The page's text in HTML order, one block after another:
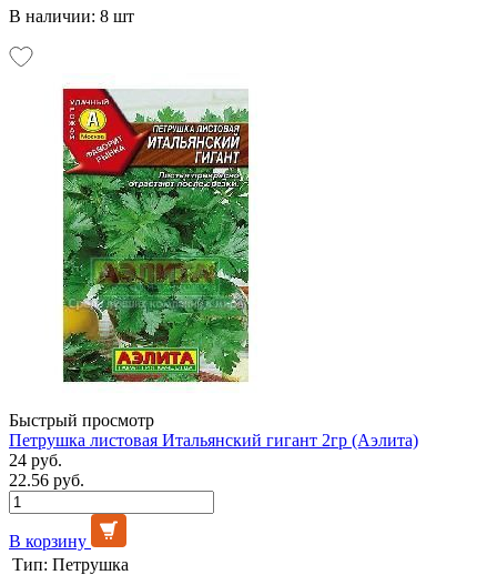
В наличии: 8 шт
Быстрый просмотр
Петрушка листовая Итальянский гигант 2гр (Аэлита)
24 руб.
22.56 руб.
В корзину
Тип: Петрушка